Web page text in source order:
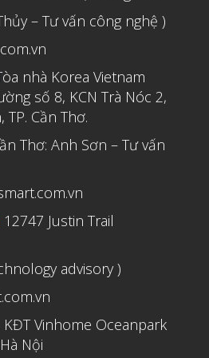
– Tư vấn công nghệ )
nhà Korea Vietnam
số 8, KCN Trà Nóc 2,
TP. Cần Thơ.
Thơ: Anh Sơn – Tư vấn
12747 Justin Trail
advisory )
KĐT Vinhome Oceanpark
Nội